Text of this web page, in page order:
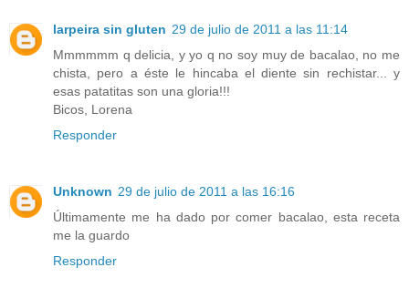
larpeira sin gluten 29 de julio de 2011 a las 11:14
Mmmmmm q delicia, y yo q no soy muy de bacalao, no me
chista, pero a éste le hincaba el diente sin rechistar... y
esas patatitas son una gloria!!!
Bicos, Lorena
Responder
Unknown 29 de julio de 2011 a las 16:16
Últimamente me ha dado por comer bacalao, esta receta
me la guardo
Responder